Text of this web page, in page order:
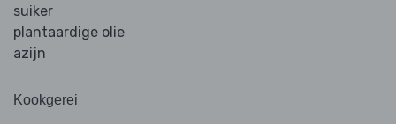
suiker
plantaardige olie
azijn
Kookgerei